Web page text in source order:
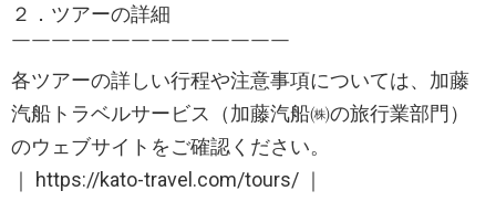
２．ツアーの詳細
￣￣￣￣￣​￣￣￣￣￣￣￣￣￣
各ツアーの詳しい行程や注意事項については、加藤
汽船トラベルサービス（加藤汽船㈱の旅行業部門）
のウェブサイトをご確認ください。
｜ https://kato-travel.com/tours/ ｜